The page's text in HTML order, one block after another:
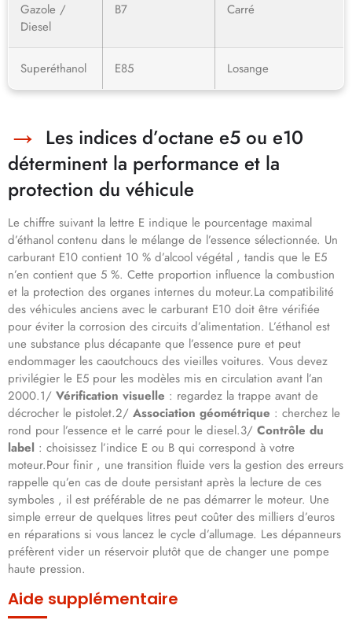
Gazole /
Diesel
B7 Carré
Superéthanol E85 Losange
Les indices d’octane e5 ou e10
déterminent la performance et la
protection du véhicule
Le chiffre suivant la lettre E indique le pourcentage maximal
d’éthanol contenu dans le mélange de l’essence sélectionnée. Un
carburant E10 contient 10 % d’alcool végétal , tandis que le E5
n’en contient que 5 %. Cette proportion influence la combustion
et la protection des organes internes du moteur.La compatibilité
des véhicules anciens avec le carburant E10 doit être vérifiée
pour éviter la corrosion des circuits d’alimentation. L’éthanol est
une substance plus décapante que l’essence pure et peut
endommager les caoutchoucs des vieilles voitures. Vous devez
privilégier le E5 pour les modèles mis en circulation avant l’an
2000.1/ Vérification visuelle : regardez la trappe avant de
décrocher le pistolet.2/ Association géométrique : cherchez le
rond pour l’essence et le carré pour le diesel.3/ Contrôle du
label : choisissez l’indice E ou B qui correspond à votre
moteur.Pour finir , une transition fluide vers la gestion des erreurs
rappelle qu’en cas de doute persistant après la lecture de ces
symboles , il est préférable de ne pas démarrer le moteur. Une
simple erreur de quelques litres peut coûter des milliers d’euros
en réparations si vous lancez le cycle d’allumage. Les dépanneurs
préfèrent vider un réservoir plutôt que de changer une pompe
haute pression.
Aide supplémentaire